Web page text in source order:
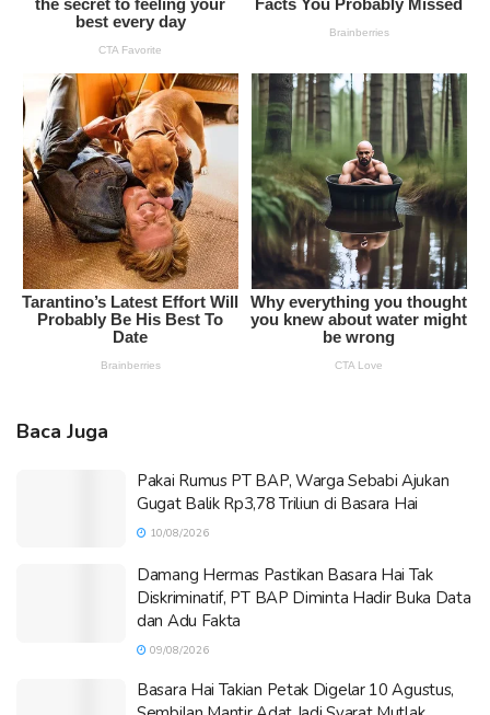
Baca Juga
Pakai Rumus PT BAP, Warga Sebabi Ajukan
Gugat Balik Rp3,78 Triliun di Basara Hai
10/08/2026
Damang Hermas Pastikan Basara Hai Tak
Diskriminatif, PT BAP Diminta Hadir Buka Data
dan Adu Fakta
09/08/2026
Basara Hai Takian Petak Digelar 10 Agustus,